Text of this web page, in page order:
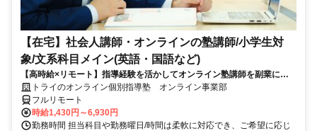
【在宅】社会人講師・オンラインの塾講師/小学生対
象/文系科目メイン(英語・国語など)
【高時給×リモート】指導経験を活かしてオンライン塾講師を副業に！
週1～OK！
トライのオンライン個別指導塾 オンライン事業部
フルリモート
時給1,430円～6,930円
勤務時間 担当科目や勤務曜日/時間は柔軟に対応でき、ご希望に応じ